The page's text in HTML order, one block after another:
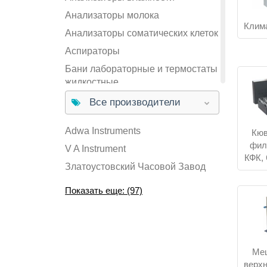
Анализаторы молока
Анализаторы соматических клеток
Аспираторы
Бани лабораторные и термостаты
жидкостные
Бани серологические
Вискозиметры
Водоподготовка
Вспомогательное оборудование
Гомогенизаторы
Диспенсеры
Все производители
Adwa Instruments
V A Instrument
Златоустовский Часовой Завод
Показать еще: (97)
Если
Для
Для